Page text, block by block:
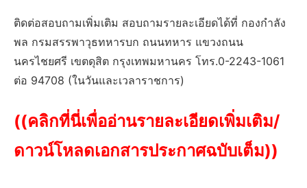
ติดต่อสอบถามเพิ่มเติม สอบถามรายละเอียดได้ที่ กองกำลัง
พล กรมสรรพาวุธทหารบก ถนนทหาร แขวงถนน
นครไชยศรี เขตดุสิต กรุงเทพมหานคร โทร.0-2243-1061
ต่อ 94708 (ในวันและเวลาราชการ)
((คลิกที่นี่เพื่ออ่านรายละเอียดเพิ่มเติม/
ดาวน์โหลดเอกสารประกาศฉบับเต็ม))